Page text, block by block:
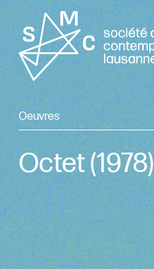
Oeuvres
Octet(1978)